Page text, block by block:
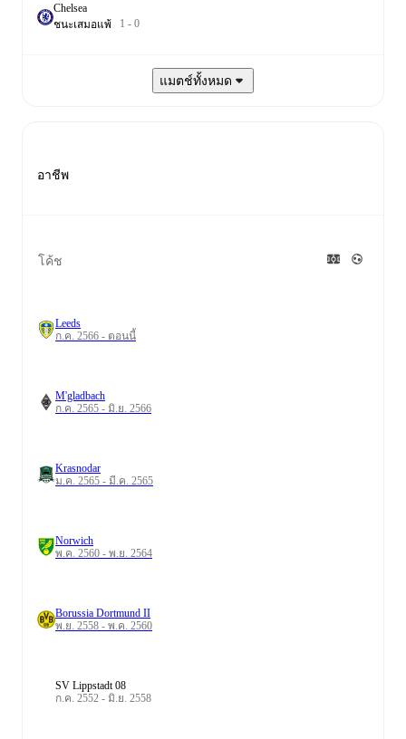
Chelsea
ชนะเสมอแพ้ 1 - 0
แมตช์ทั้งหมด
อาชีพ
โค้ช
Leeds
ก.ค. 2566 - ตอนนี้
M'gladbach
ก.ค. 2565 - มิ.ย. 2566
Krasnodar
ม.ค. 2565 - มี.ค. 2565
Norwich
พ.ค. 2560 - พ.ย. 2564
Borussia Dortmund II
พ.ย. 2558 - พ.ค. 2560
SV Lippstadt 08
ก.ค. 2552 - มิ.ย. 2558